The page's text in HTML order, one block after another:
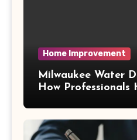
Home Improvement
Milwaukee Water
How Professionals